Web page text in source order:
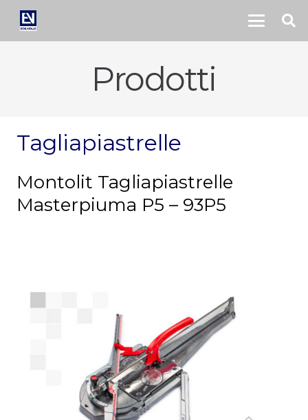
Prodotti
Tagliapiastrelle
Montolit Tagliapiastrelle
Masterpiuma P5 – 93P5